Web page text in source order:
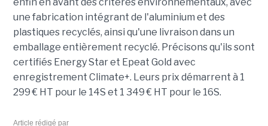
enfin en avant des critères environnementaux, avec
une fabrication intégrant de l'aluminium et des
plastiques recyclés, ainsi qu'une livraison dans un
emballage entièrement recyclé. Précisons qu'ils sont
certifiés Energy Star et Epeat Gold avec
enregistrement Climate+. Leurs prix démarrent à 1
299 € HT pour le 14S et 1 349 € HT pour le 16S.
Article rédigé par